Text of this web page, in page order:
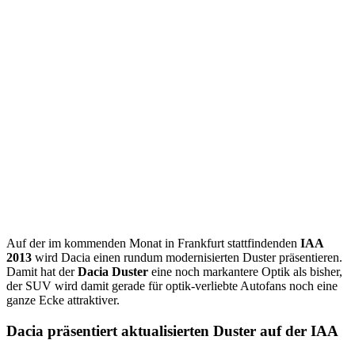
Auf der im kommenden Monat in Frankfurt stattfindenden IAA
2013 wird Dacia einen rundum modernisierten Duster präsentieren.
Damit hat derDacia Duster eine noch markantere Optik als bisher,
der SUV wird damit gerade für optik-verliebte Autofans noch eine
ganze Ecke attraktiver.
Dacia präsentiert aktualisierten Duster auf der IAA